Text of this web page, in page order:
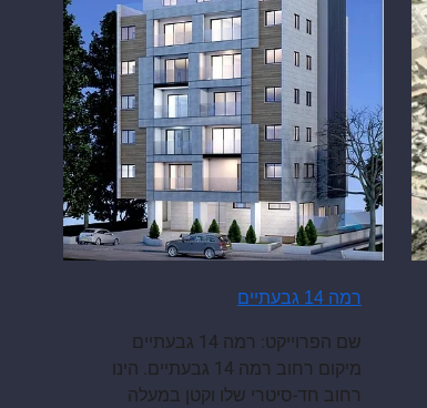
רמה 14 גבעתיים
שם הפרוייקט: רמה 14 גבעתיים
מיקום רחוב רמה 14 גבעתיים. הינו
רחוב חד-סיטרי שלו וקטן במעלה